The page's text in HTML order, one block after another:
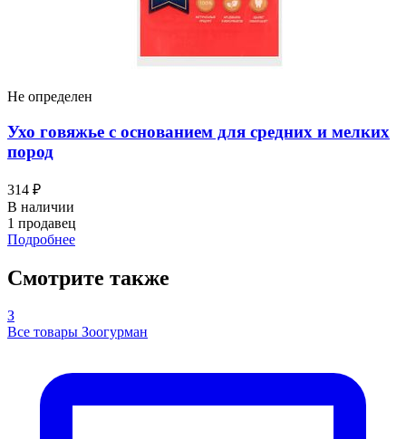
Не определен
Ухо говяжье с основанием для средних и мелких
пород
314 ₽
В наличии
1 продавец
Подробнее
Смотрите также
З
Все товары Зоогурман